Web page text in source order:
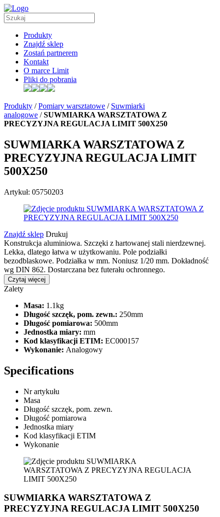
Produkty
Znajdź sklep
Zostań partnerem
Kontakt
O marce Limit
Pliki do pobrania
Produkty /Pomiary warsztatowe / Suwmiarki
analogowe /SUWMIARKA WARSZTATOWA Z
PRECYZYJNA REGULACJA LIMIT 500X250
SUWMIARKA WARSZTATOWA Z
PRECYZYJNA REGULACJA LIMIT
500X250
Artykuł: 05750203
Znajdź sklep Drukuj
Konstrukcja aluminiowa. Szczęki z hartowanej stali nierdzewnej.
Lekka, dlatego łatwa w użytkowaniu. Pole podziałki
bezodblaskowe. Podziałka w mm. Noniusz 1/20 mm. Dokładność
wg DIN 862. Dostarczana bez futerału ochronnego.
Czytaj więcej
Zalety
Masa: 1.1kg
Długość szczęk, pom. zewn.: 250mm
Długość pomiarowa: 500mm
Jednostka miary: mm
Kod klasyfikacji ETIM: EC000157
Wykonanie: Analogowy
Specifications
Nr artykułu
Masa
Długość szczęk, pom. zewn.
Długość pomiarowa
Jednostka miary
Kod klasyfikacji ETIM
Wykonanie
SUWMIARKA WARSZTATOWA Z
PRECYZYJNA REGULACJA LIMIT 500X250